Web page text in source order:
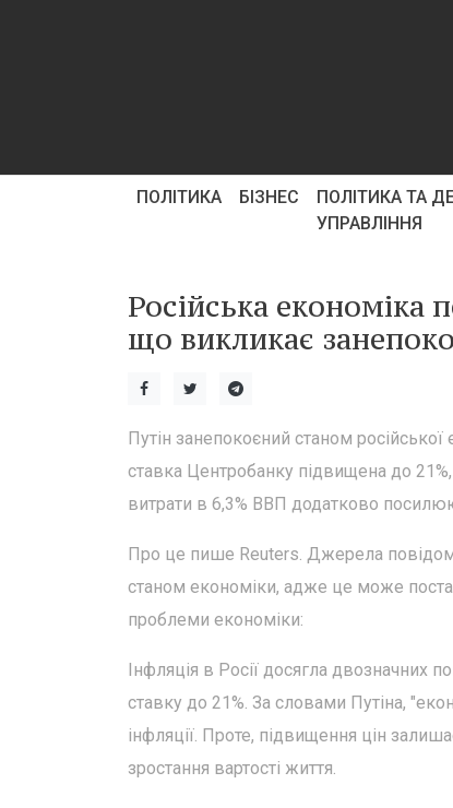
ПОЛІТИКА БІЗНЕС
ПОЛІТИКА ТА
УПРАВЛІННЯ
Російська економіка
що викликає
Путін занепокоєний станом
ставка Центробанку підвищена до 21%,
витрати в 6,3% ВВП додатково
Про це пише Reuters. Джерела
станом економіки, адже це може
проблеми економіки:
Інфляція в Росії досягла двозначних
ставку до 21%. За словами Путіна,
інфляції. Проте, підвищення цін
зростання вартості життя.